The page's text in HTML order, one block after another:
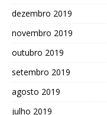
dezembro 2019
novembro 2019
outubro 2019
setembro 2019
agosto 2019
julho 2019